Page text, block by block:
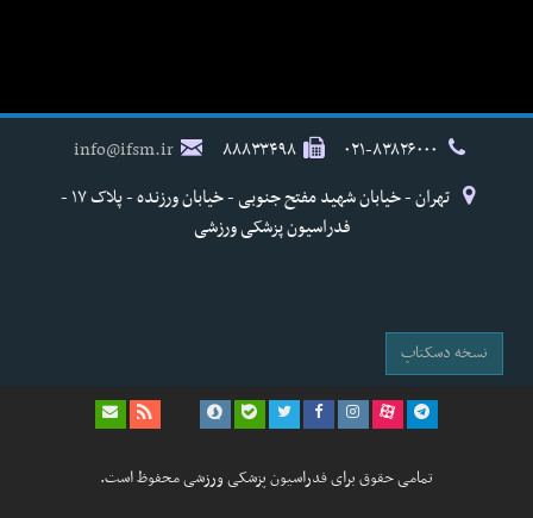
۸۸۸۳۳۴۹۸
info@ifsm.ir
تهران - خیابان شهید مفتح جنوبی - خیابان ورزنده - پلاک ۱۷ -
فدراسیون پزشکی ورزشی
نسخه دسکتاپ
تمامی حقوق برای فدراسیون پزشکی ورزشی محفوظ است.